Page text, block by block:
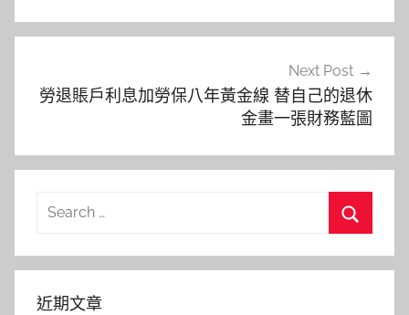
覽
Next Post
勞退賬戶利息加勞保八年黃金線 替自己的退休
金畫一張財務藍圖
Search
近期文章